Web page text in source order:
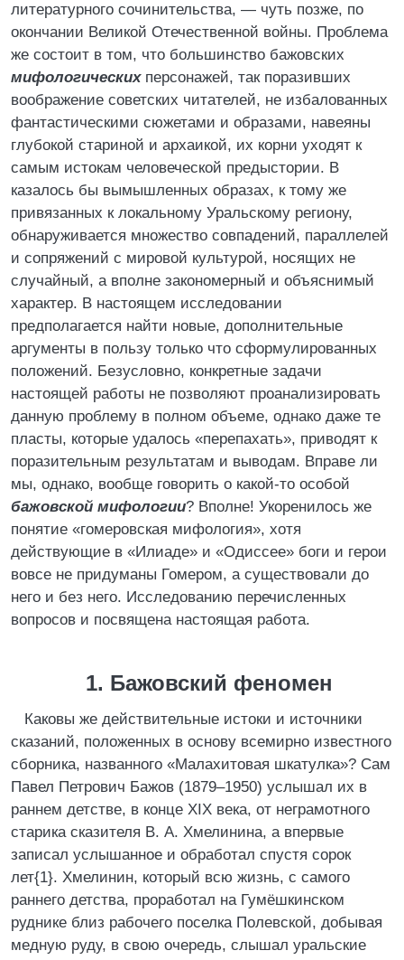
литературного сочинительства, — чуть позже, по
окончании Великой Отечественной войны. Проблема
же состоит в том, что большинство бажовских
мифологическихперсонажей, так поразивших
воображение советских читателей, не избалованных
фантастическими сюжетами и образами, навеяны
глубокой стариной и архаикой, их корни уходят к
самым истокам человеческой предыстории. В
казалось бы вымышленных образах, к тому же
привязанных к локальному Уральскому региону,
обнаруживается множество совпадений, параллелей
и сопряжений с мировой культурой, носящих не
случайный, а вполне закономерный и объяснимый
характер. В настоящем исследовании
предполагается найти новые, дополнительные
аргументы в пользу только что сформулированных
положений. Безусловно, конкретные задачи
настоящей работы не позволяют проанализировать
данную проблему в полном объеме, однако даже те
пласты, которые удалось «перепахать», приводят к
поразительным результатам и выводам. Вправе ли
мы, однако, вообще говорить о какой-то особой
бажовской мифологии? Вполне! Укоренилось же
понятие «гомеровская мифология», хотя
действующие в «Илиаде» и «Одиссее» боги и герои
вовсе не придуманы Гомером, а существовали до
него и без него. Исследованию перечисленных
вопросов и посвящена настоящая работа.
1. Бажовский феномен
Каковы же действительные истоки и источники
сказаний, положенных в основу всемирно известного
сборника, названного «Малахитовая шкатулка»? Сам
Павел Петрович Бажов (1879–1950) услышал их в
раннем детстве, в конце XIX века, от неграмотного
старика сказителя В. А. Хмелинина, а впервые
записал услышанное и обработал спустя сорок
лет{1}. Хмелинин, который всю жизнь, с самого
раннего детства, проработал на Гумёшкинском
руднике близ рабочего поселка Полевской, добывая
медную руду, в свою очередь, слышал уральские